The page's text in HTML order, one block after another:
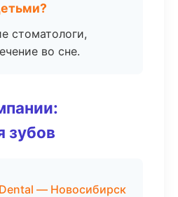
стоматологи,
во сне.
зубов
— Новосибирск